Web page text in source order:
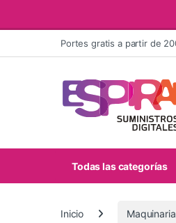
Ir al contenidoPortes gratis a partir de
Todas las categorías
Inicio Maquinaria